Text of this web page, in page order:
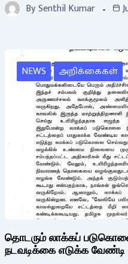
BySenthil Kumar
NEWS அறிக்கைகள்
தொடரும் லாக்கப்
நடவடிக்கை எடுக்க